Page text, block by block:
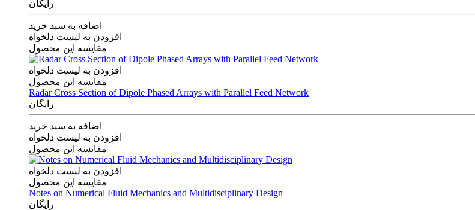
رایگان
اضافه به سبد خرید
افزودن به لیست دلخواه
مقایسه این محصول
افزودن به لیست دلخواه
مقایسه این محصول
Radar Cross Section of Dipole Phased Arrays with Parallel Feed Network
رایگان
اضافه به سبد خرید
افزودن به لیست دلخواه
مقایسه این محصول
افزودن به لیست دلخواه
مقایسه این محصول
Notes on Numerical Fluid Mechanics and Multidisciplinary Design
رایگان